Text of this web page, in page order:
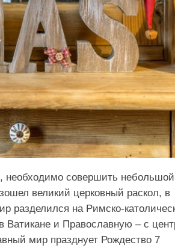
необходимо совершить небольшой
великий церковный раскол, в
разделился на Римско-
Ватикане и Православную – с
мир празднует Рождество 7